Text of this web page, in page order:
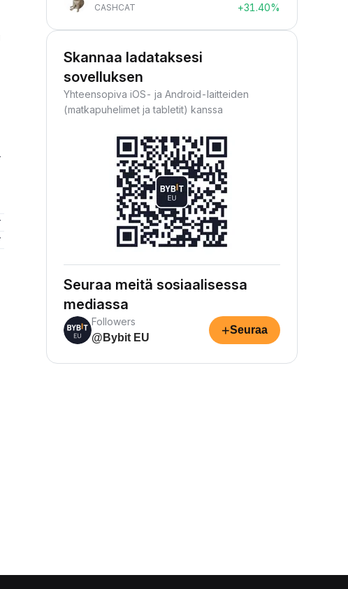
CASHCAT
+31.40%
Skannaa ladataksesi
sovelluksen
Yhteensopiva iOS- ja Android-laitteiden
(matkapuhelimet ja tabletit) kanssa
Seuraa meitä sosiaalisessa
mediassa
Followers
@Bybit EU
+Seuraa